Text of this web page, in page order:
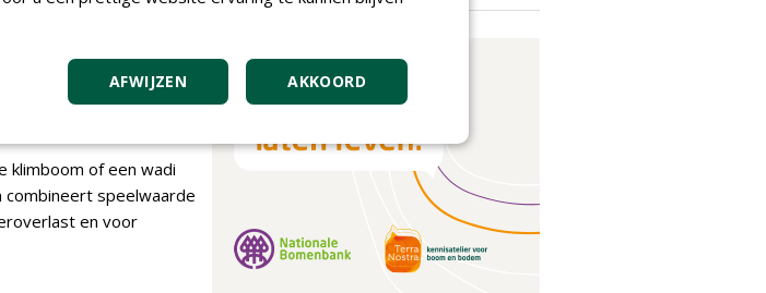
dat eerst met hulp
niet alleen motoriek,
elementen.
het speeltoestel
klimboom of een wadi
combineert speelwaarde
en voor
AKKOORD
AFWIJZEN